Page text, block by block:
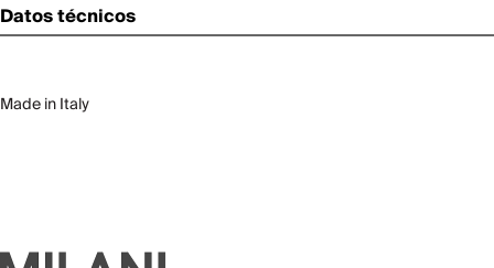
Datos técnicos
Made in Italy